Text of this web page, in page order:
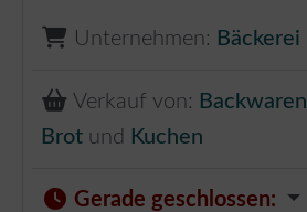
Unternehmen: Bäckerei
Verkauf von: Backwaren
Brot und Kuchen
Gerade geschlossen: